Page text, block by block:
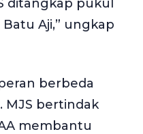
ditangkap pukul
Batu Aji,” ungkap
berbeda
MJS bertindak
membantu